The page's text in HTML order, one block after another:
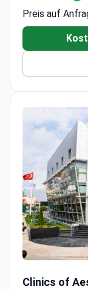
Engagiert
Preis auf
Clinics of